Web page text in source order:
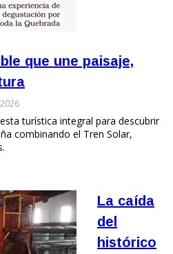
que une paisaje,
turística integral para descubrir
combinando el Tren Solar,
La caída
del
histórico